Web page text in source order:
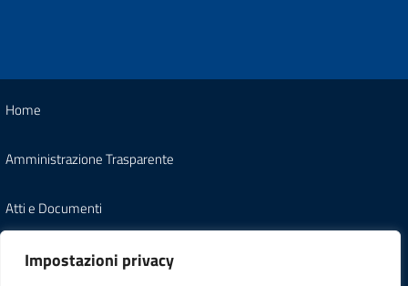
Impostazioni privacy
Home
Amministrazione Trasparente
Atti e Documenti
Note Legali